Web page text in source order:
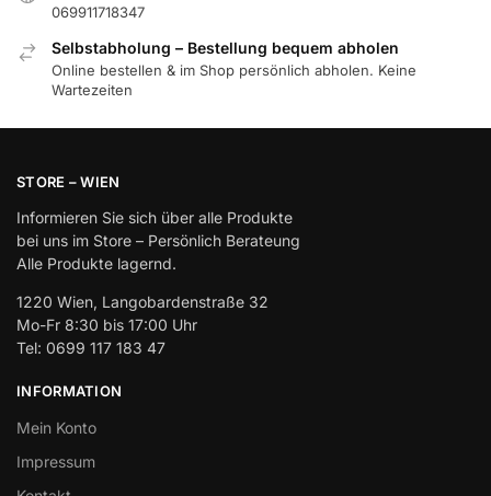
069911718347
Selbstabholung – Bestellung bequem abholen
Online bestellen & im Shop persönlich abholen. Keine
Wartezeiten
STORE – WIEN
Informieren Sie sich über alle Produkte
bei uns im Store – Persönlich Berateung
Alle Produkte lagernd.
1220 Wien, Langobardenstraße 32
Mo-Fr 8:30 bis 17:00 Uhr
Tel: 0699 117 183 47
INFORMATION
Mein Konto
Impressum